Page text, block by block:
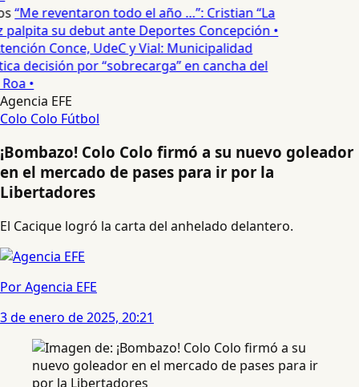
“Me reventaron todo el año …”: Cristian “La
su debut ante Deportes Concepción •
Conce, UdeC y Vial: Municipalidad
decisión por “sobrecarga” en cancha del
•
Agencia EFE
Colo Colo Fútbol
¡Bombazo! Colo Colo firmó a su nuevo goleador
en el mercado de pases para ir por la
Libertadores
El Cacique logró la carta del anhelado delantero.
Por Agencia EFE
3 de enero de 2025, 20:21